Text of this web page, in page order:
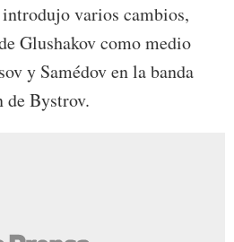
varios cambios,
Glushakov como medio
y Samédov en la banda
de Bystrov.